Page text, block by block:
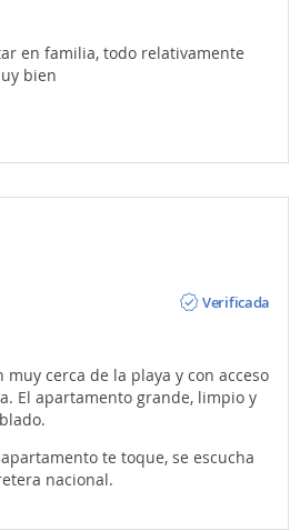
en familia, todo relativamente
bien
Verificada
muy cerca de la playa y con acceso
El apartamento grande, limpio y
te toque, se escucha
nacional.